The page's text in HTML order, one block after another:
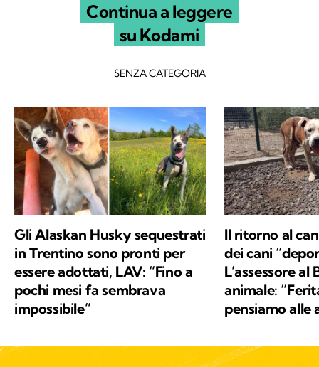
Continua a leggere
su Kodami
SENZA CATEGORIA
Gli Alaskan Husky sequestrati
in Trentino sono pronti per
essere adottati, LAV: “Fino a
pochi mesi fa sembrava
impossibile”
Il ritorno al
dei cani
L’assessore al
animale:
pensiamo alle